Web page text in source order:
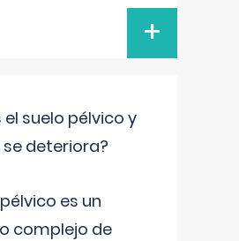
+
el suelo pélvico y
deteriora?
es un
complejo de